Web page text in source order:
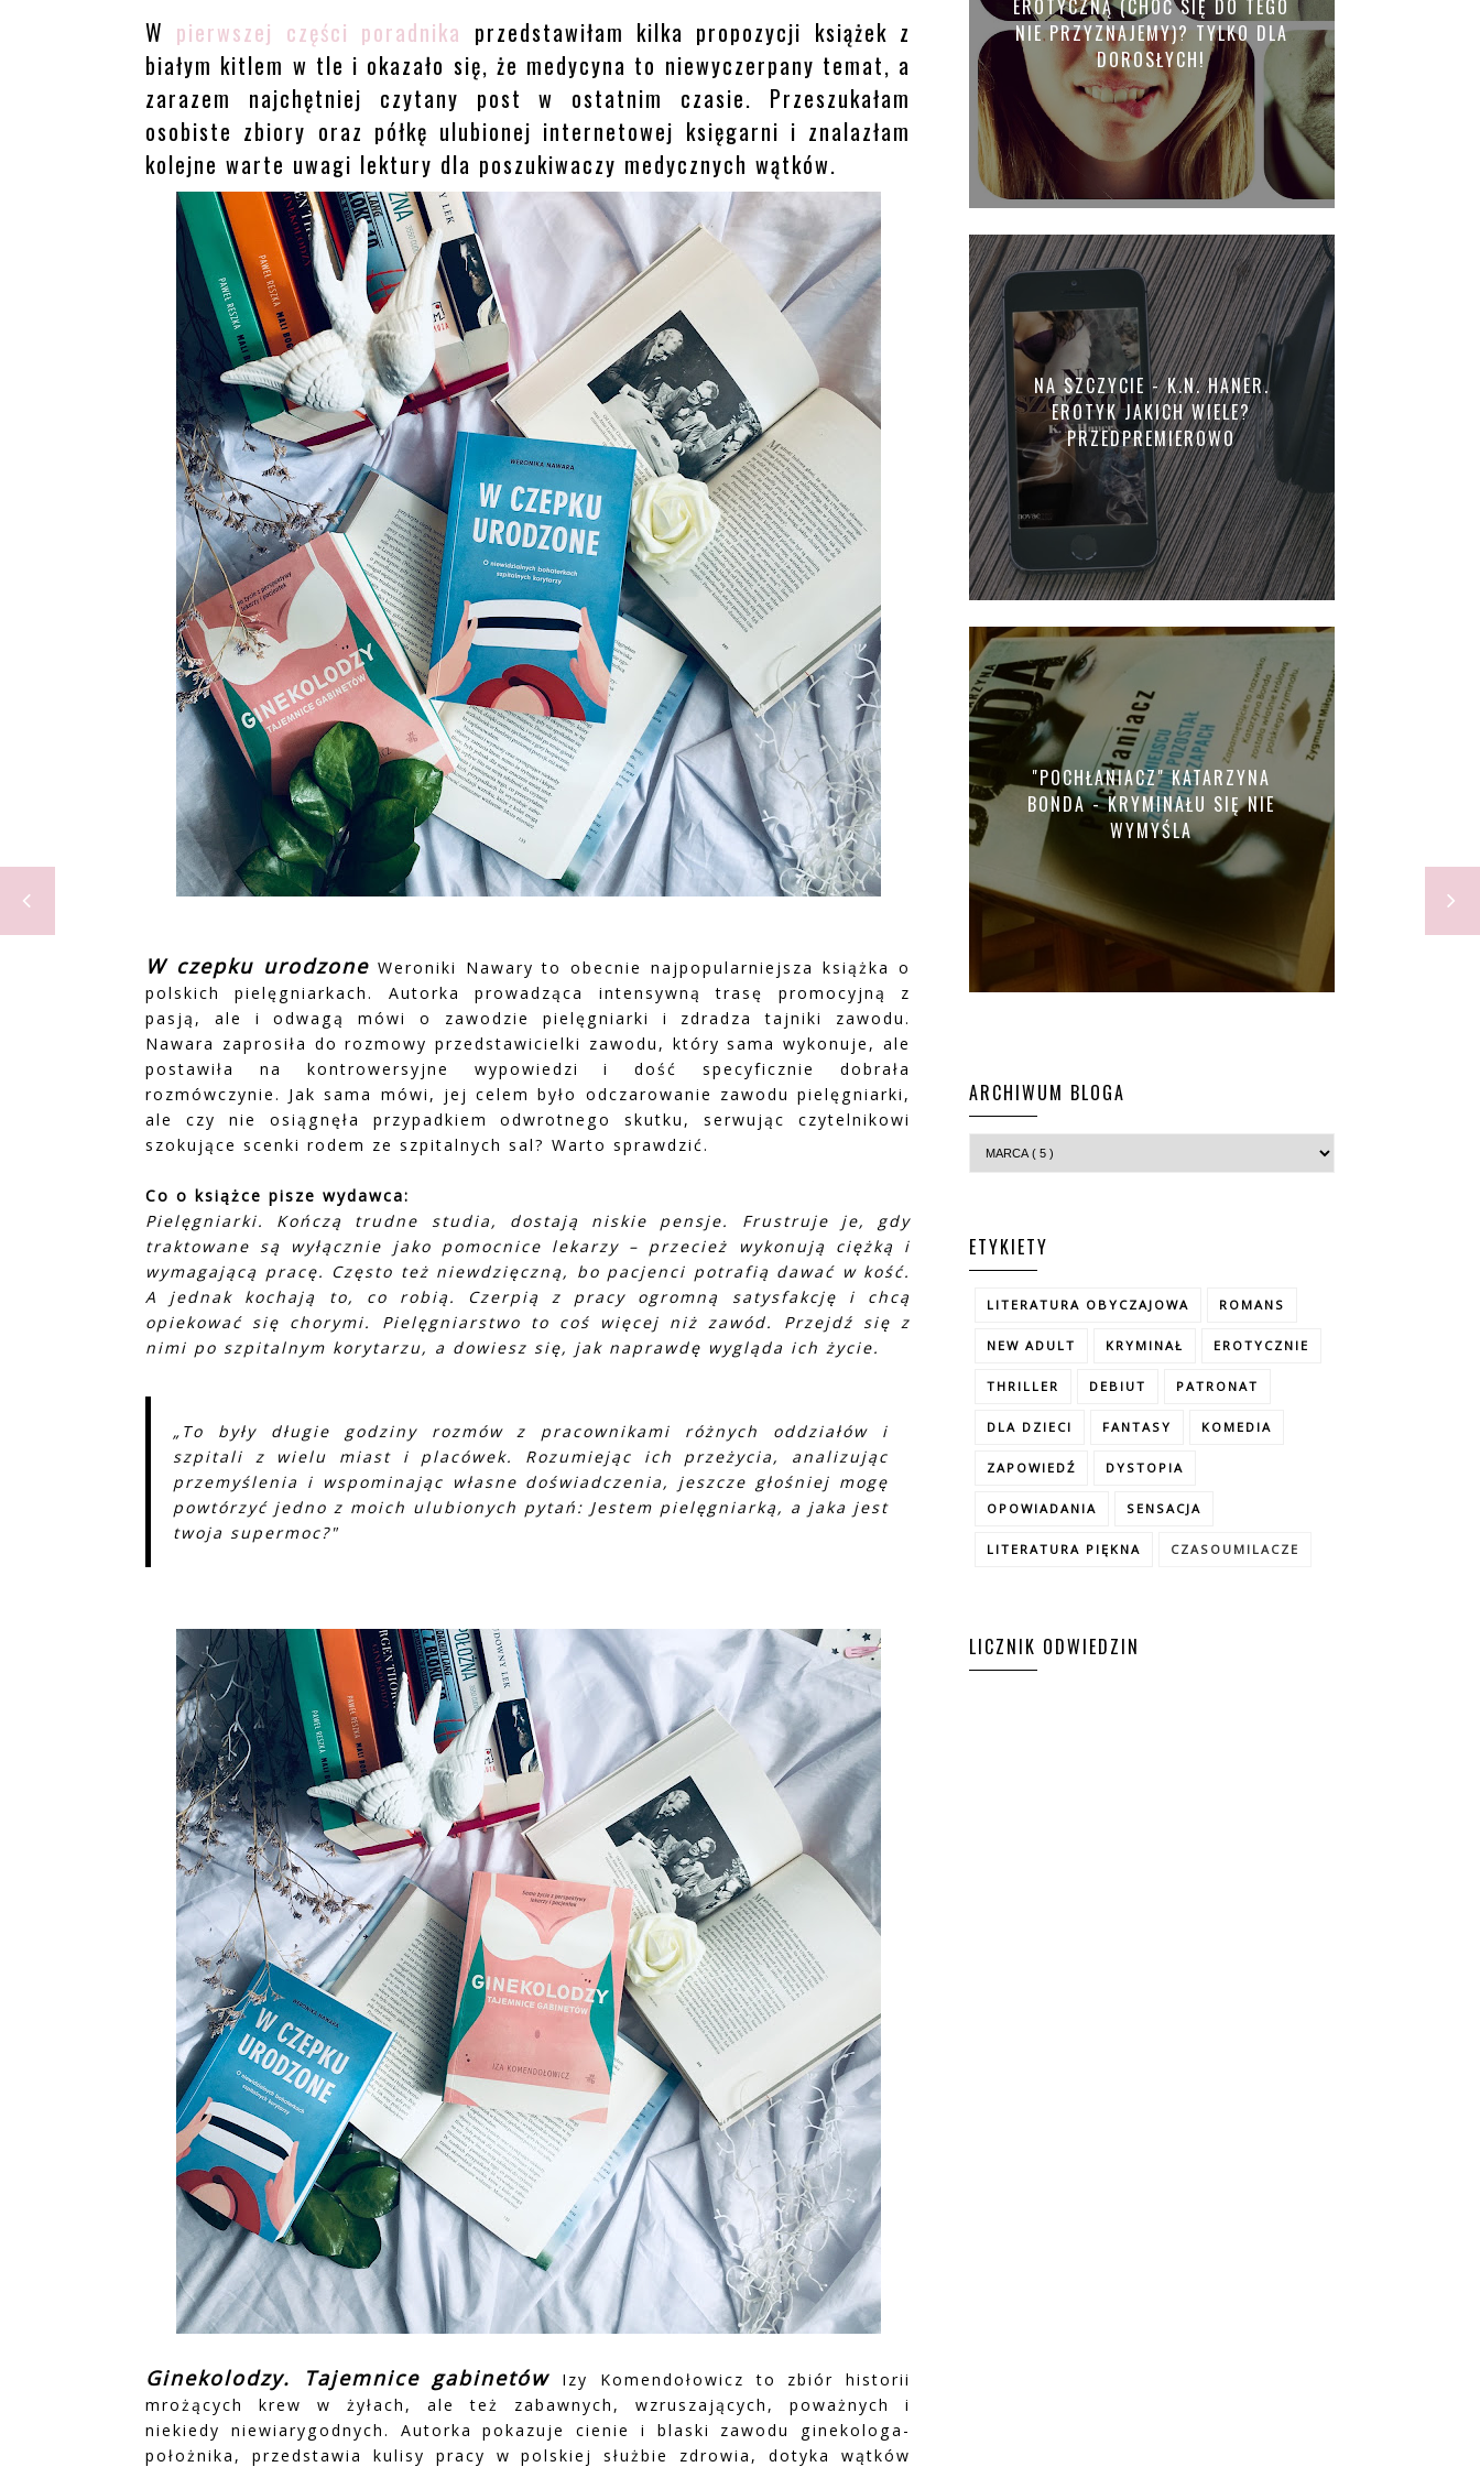
W pierwszej części poradnika przedstawiłam kilka propozycji książek z
białym kitlem w tle i okazało się, że medycyna to niewyczerpany temat, a
zarazem najchętniej czytany post w ostatnim czasie. Przeszukałam
osobiste zbiory oraz półkę ulubionej internetowej księgarni i znalazłam
kolejne warte uwagi lektury dla poszukiwaczy medycznych wątków.
W czepku urodzoneWeroniki Nawary to obecnie najpopularniejsza książka o
polskich pielęgniarkach. Autorka prowadząca intensywną trasę promocyjną z
pasją, ale i odwagą mówi o zawodzie pielęgniarki i zdradza tajniki zawodu.
Nawara zaprosiła do rozmowy przedstawicielki zawodu, który sama wykonuje, ale
postawiła na kontrowersyjne wypowiedzi i dość specyficznie dobrała
rozmówczynie. Jak sama mówi, jej celem było odczarowanie zawodu pielęgniarki,
ale czy nie osiągnęła przypadkiem odwrotnego skutku, serwując czytelnikowi
szokujące scenki rodem ze szpitalnych sal? Warto sprawdzić.
Co o książce pisze wydawca:
Pielęgniarki. Kończą trudne studia, dostają niskie pensje. Frustruje je, gdy
traktowane są wyłącznie jako pomocnice lekarzy – przecież wykonują ciężką i
wymagającą pracę. Często też niewdzięczną, bo pacjenci potrafią dawać w kość.
A jednak kochają to, co robią. Czerpią z pracy ogromną satysfakcję i chcą
opiekować się chorymi. Pielęgniarstwo to coś więcej niż zawód. Przejdź się z
nimi po szpitalnym korytarzu, a dowiesz się, jak naprawdę wygląda ich życie.
„To były długie godziny rozmów z pracownikami różnych oddziałów i
szpitali z wielu miast i placówek. Rozumiejąc ich przeżycia, analizując
przemyślenia i wspominając własne doświadczenia, jeszcze głośniej mogę
powtórzyć jedno z moich ulubionych pytań: Jestem pielęgniarką, a jaka jest
twoja supermoc?"
Ginekolodzy. Tajemnice gabinetów
Izy Komendołowicz to zbiór historii
mrożących krew w żyłach, ale też zabawnych, wzruszających, poważnych i
niekiedy niewiarygodnych. Autorka pokazuje cienie i blaski zawodu ginekologa-
położnika, przedstawia kulisy pracy w polskiej służbie zdrowia, dotyka wątków
EROTYCZNĄ (CHOĆ SIĘ DO TEGO
NIE PRZYZNAJEMY)? TYLKO DLA
DOROSŁYCH!
NA SZCZYCIE - K.N. HANER.
EROTYK JAKICH WIELE?
PRZEDPREMIEROWO
"POCHŁANIACZ" KATARZYNA
BONDA - KRYMINAŁU SIĘ NIE
WYMYŚLA
ARCHIWUM BLOGA
ETYKIETY
LITERATURA OBYCZAJOWA ROMANS
NEW ADULT KRYMINAŁ EROTYCZNIE
THRILLER DEBIUT PATRONAT
DLA DZIECI FANTASY KOMEDIA
ZAPOWIEDŹ DYSTOPIA
OPOWIADANIA SENSACJA
LITERATURA PIĘKNA CZASOUMILACZE
LICZNIK ODWIEDZIN